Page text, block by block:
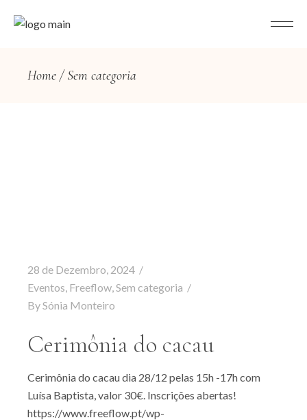
Home Sem categoria
28 de Dezembro, 2024
Eventos, Freeflow,Sem categoria
BySónia Monteiro
Cerimônia do cacau
Cerimônia do cacau dia 28/12 pelas 15h -17h com
Luísa Baptista, valor 30€. Inscrições abertas!
https://www.freeflow.pt/wp-